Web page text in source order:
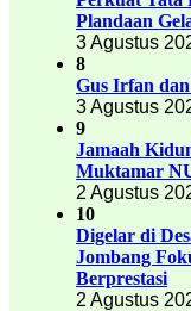
Plandaan
3 Agustus
8
Gus Irfan
3 Agustus
9
Jamaah
Muktamar
2 Agustus
10
Digelar di
Jombang
Berprestasi
2 Agustus